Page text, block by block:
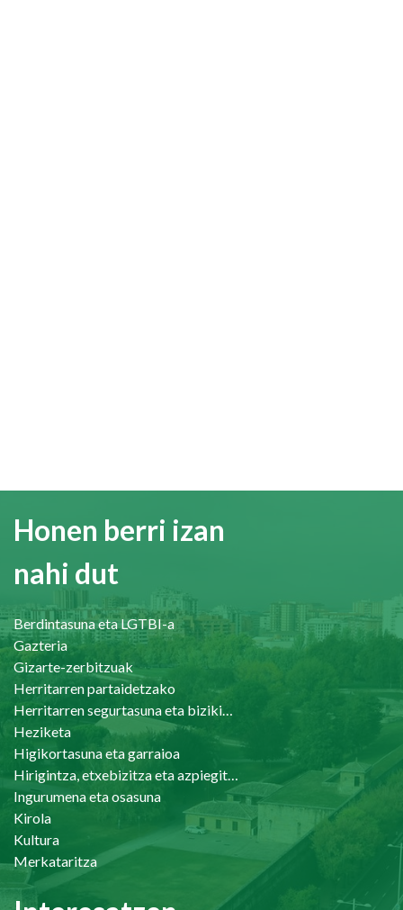
Honen berri izan
nahi dut
Berdintasuna eta LGTBI-a
Gazteria
Gizarte-zerbitzuak
Herritarren partaidetzako
Heziketa
Higikortasuna eta garraioa
Ingurumena eta osasuna
Kirola
Kultura
Merkataritza